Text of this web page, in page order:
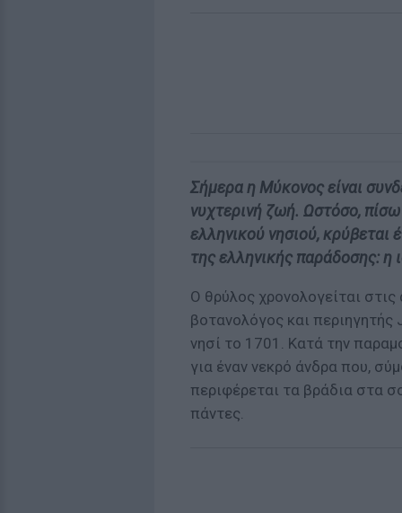
Σήμερα η Μύκονος είναι
νυχτερινή ζωή. Ωστόσο,
ελληνικού νησιού, κρύβεται
της ελληνικής παράδοσης: η
Ο θρύλος χρονολογείται
βοτανολόγος και
νησί το 1701. Κατά την
για έναν νεκρό άνδρα που,
περιφέρεται τα βράδια στα
πάντες.